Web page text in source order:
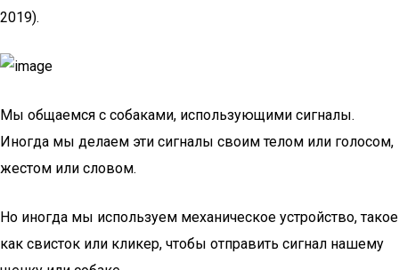
2019).
Мы общаемся с собаками, использующими сигналы.
Иногда мы делаем эти сигналы своим телом или голосом,
жестом или словом.
Но иногда мы используем механическое устройство, такое
как свисток или кликер, чтобы отправить сигнал нашему